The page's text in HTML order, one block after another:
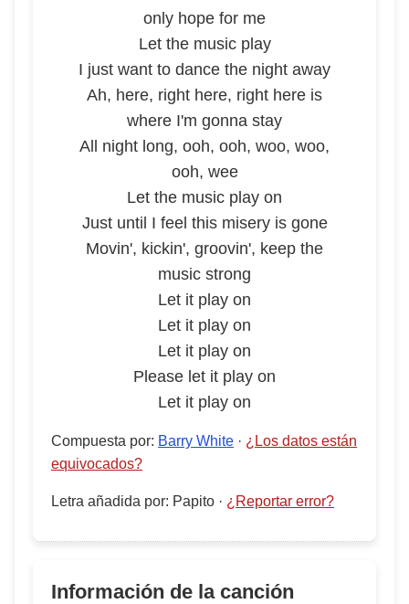
only hope for me
Let the music play
I just want to dance the night away
Ah, here, right here, right here is
where I'm gonna stay
All night long, ooh, ooh, woo, woo,
ooh, wee
Let the music play on
Just until I feel this misery is gone
Movin', kickin', groovin', keep the
music strong
Let it play on
Let it play on
Let it play on
Please let it play on
Let it play on
Compuesta por: Barry White · ¿Los datos están
equivocados?
Letra añadida por: Papito · ¿Reportar error?
Información de la canción